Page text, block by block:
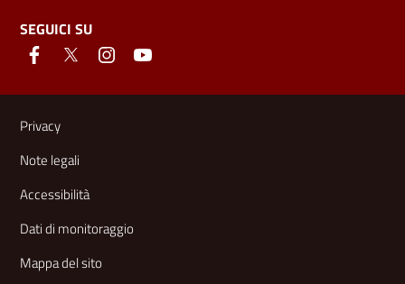
SEGUICI SU
Link e informazioni utili
Privacy
Note legali
Accessibilità
Dati di monitoraggio
Mappa del sito